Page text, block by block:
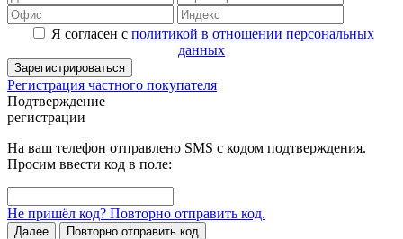
Я согласен с политикой в отношении персональных
данных
Зарегистрироваться
Регистрация частного покупателя
Подтверждение
регистрации
На ваш телефон отправлено SMS с кодом подтверждения.
Просим ввести код в поле:
Не пришёл код? Повторно отправить код.
Далее Повторно отправить код